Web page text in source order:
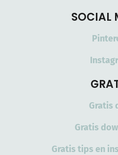
SOCIAL
Gratis
Gratis
Gratis tips en